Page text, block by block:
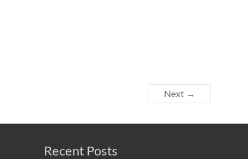
Next →
Recent Posts